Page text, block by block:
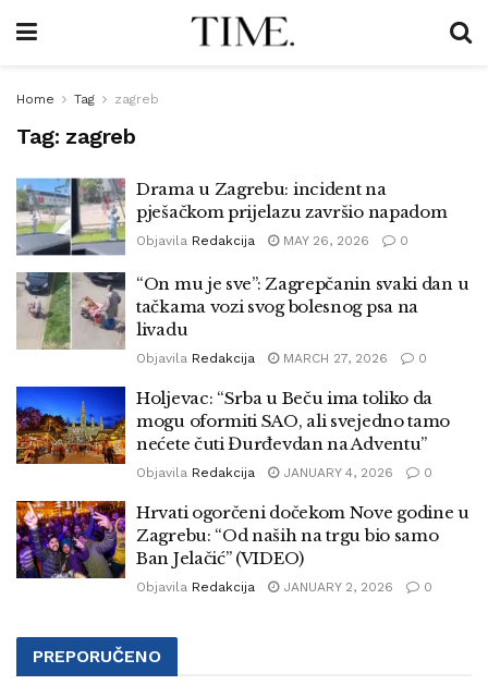
Home Tag zagreb
Tag: zagreb
Drama u Zagrebu: incident na
pješačkom prijelazu završio napadom
Objavila Redakcija MAY 26, 2026 0
“On mu je sve”: Zagrepčanin svaki dan u
tačkama vozi svog bolesnog psa na
livadu
Objavila Redakcija MARCH 27, 2026 0
Holjevac: “Srba u Beču ima toliko da
mogu oformiti SAO, ali svejedno tamo
nećete čuti Đurđevdan na Adventu”
Objavila Redakcija JANUARY 4, 2026 0
Hrvati ogorčeni dočekom Nove godine u
Zagrebu: “Od naših na trgu bio samo
Ban Jelačić” (VIDEO)
Objavila Redakcija JANUARY 2, 2026 0
PREPORUČENO